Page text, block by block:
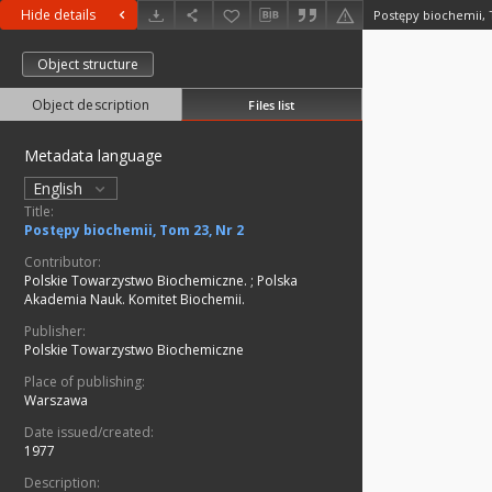
Hide details Postępy biochemii,
Object structure
Object description Files list
Metadata language
English
Title:
Postępy biochemii, Tom 23, Nr 2
Contributor:
Polskie Towarzystwo Biochemiczne. ; Polska
Akademia Nauk. Komitet Biochemii.
Publisher:
Polskie Towarzystwo Biochemiczne
Place of publishing:
Warszawa
Date issued/created:
1977
Description: